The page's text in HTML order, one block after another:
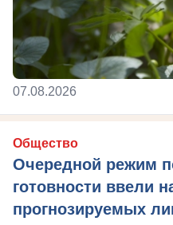
07.08.2026
Общество
Очередной режим
готовности ввели
прогнозируемых